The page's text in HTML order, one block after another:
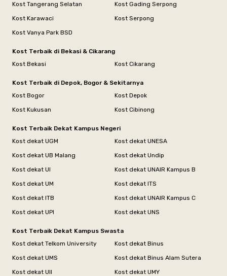
Kost Tangerang Selatan
Kost Gading Serpong
Kost Karawaci
Kost Serpong
Kost Vanya Park BSD
Kost Terbaik di Bekasi & Cikarang
Kost Bekasi
Kost Cikarang
Kost Terbaik di Depok, Bogor & Sekitarnya
Kost Bogor
Kost Depok
Kost Kukusan
Kost Cibinong
Kost Terbaik Dekat Kampus Negeri
Kost dekat UGM
Kost dekat UNESA
Kost dekat UB Malang
Kost dekat Undip
Kost dekat UI
Kost dekat UNAIR Kampus B
Kost dekat UM
Kost dekat ITS
Kost dekat ITB
Kost dekat UNAIR Kampus C
Kost dekat UPI
Kost dekat UNS
Kost Terbaik Dekat Kampus Swasta
Kost dekat Telkom University
Kost dekat Binus
Kost dekat UMS
Kost dekat Binus Alam Sutera
Kost dekat UII
Kost dekat UMY